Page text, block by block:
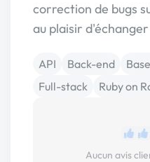
correction de bugs
au plaisir d'échanger
API Back-end
Full-stack
Ruby on
Aucun avis